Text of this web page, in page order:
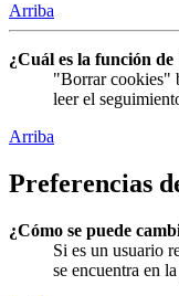
Arriba
¿Cuál es la función
"Borrar cookies"
leer el
Arriba
Preferencias
¿Cómo se puede
Si es un usuario
se encuentra en